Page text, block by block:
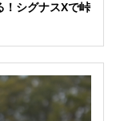
！シグナスXで峠